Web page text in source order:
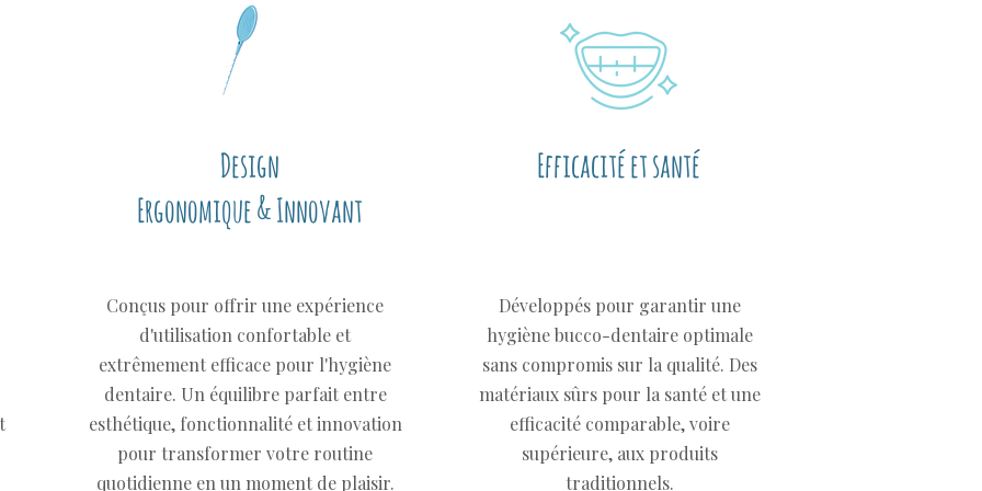
Design
Ergonomique & Innovant
Conçus pour offrir une expérience
d'utilisation confortable et
extrêmement efficace pour l'hygiène
dentaire. Un équilibre parfait entre
esthétique, fonctionnalité et innovation
pour transformer votre routine
quotidienne en un moment de plaisir.
Efficacité et santé
Développés pour garantir une
hygiène bucco-dentaire optimale
sans compromis sur la qualité. Des
matériaux sûrs pour la santé et une
efficacité comparable, voire
supérieure, aux produits
traditionnels.